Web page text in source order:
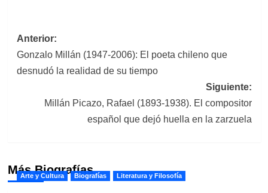
Navegación
de
Anterior:
Gonzalo Millán (1947-2006): El poeta chileno que
desnudó la realidad de su tiempo
Siguiente:
Millán Picazo, Rafael (1893-1938). El compositor
español que dejó huella en la zarzuela
Más Biografías
Arte y Cultura Biografías Literatura y Filosofía